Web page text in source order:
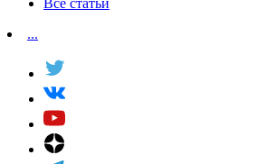
Все статьи
...